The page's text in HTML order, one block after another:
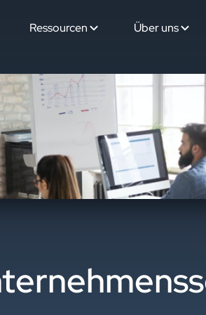
Ressourcen Über uns